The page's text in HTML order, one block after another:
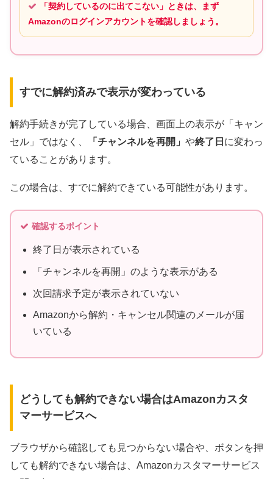
「契約しているのに出てこない」ときは、まず
Amazonのログインアカウントを確認しましょう。
すでに解約済みで表示が変わっている
解約手続きが完了している場合、画面上の表示が「キャン
セル」ではなく、
「チャンネルを再開」 や終了日 に変わっ
ていることがあります。
この場合は、すでに解約できている可能性があります。
確認するポイント
終了日が表示されている
「チャンネルを再開」のような表示がある
次回請求予定が表示されていない
Amazonから解約・キャンセル関連のメールが届
いている
どうしても解約できない場合はAmazonカスタ
マーサービスへ
ブラウザから確認しても見つからない場合や、ボタンを押
しても解約できない場合は、Amazonカスタマーサービス